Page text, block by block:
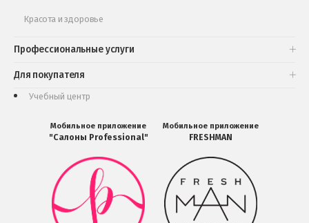
Красота и здоровье
Профессиональные услуги
Для покупателя
Учебный центр
Мобильное приложение
"Салоны Professional"
Мобильное
приложение
Салоны
Professional
загрузить
в
Мобильное приложение
FRESHMAN
Мобильное
приложение
FRESHMAN
в
Google
Play